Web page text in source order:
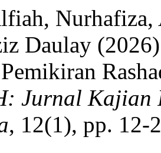
Daulay
Jurnal Kajian
, 12(1), pp. 12-